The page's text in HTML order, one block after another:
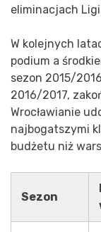
eliminacjach Ligi
W kolejnych
podium a
sezon 2015/
2016/2017,
Wrocławianie
najbogatszymi
budżetu niż
Sezon